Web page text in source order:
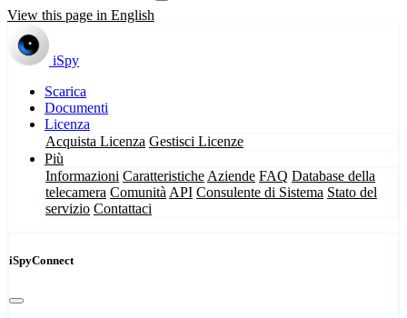
View this page in English
iSpy
Scarica
Documenti
Licenza
Acquista Licenza Gestisci Licenze
Più
Informazioni Caratteristiche Aziende FAQ Database della
telecamera Comunità API Consulente di Sistema Stato del
servizio Contattaci
iSpyConnect